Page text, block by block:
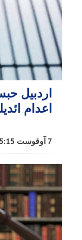
اردبیل
اعدام
7 آوقوست 15:15